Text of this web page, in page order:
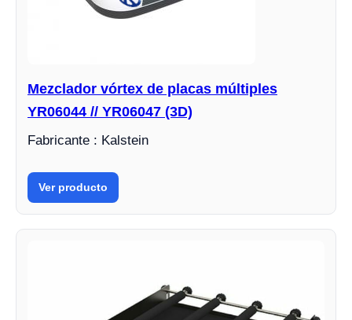
Mezclador vórtex de placas múltiples
YR06044 // YR06047 (3D)
Fabricante : Kalstein
Ver producto